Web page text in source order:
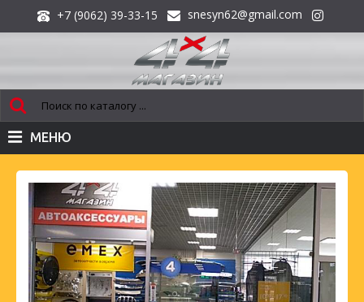
+7 (9062) 39-33-15 snesyn62@gmail.com
МЕНЮ